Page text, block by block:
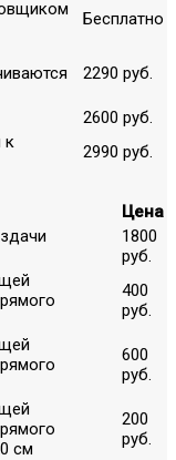
Бесплатно
2290 руб.
2600 руб.
к
2990 руб.
Цена
1800
руб.
400
руб.
600
руб.
см
200
руб.